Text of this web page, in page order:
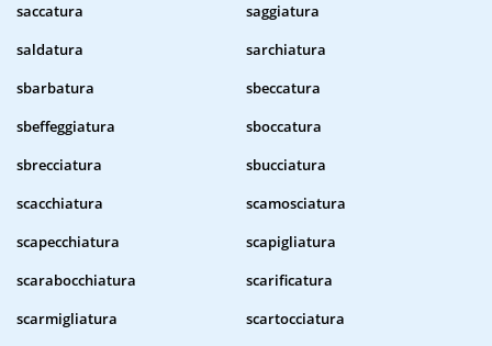
saccatura
saggiatura
saldatura
sarchiatura
sbarbatura
sbeccatura
sbeffeggiatura
sboccatura
sbrecciatura
sbucciatura
scacchiatura
scamosciatura
scapecchiatura
scapigliatura
scarabocchiatura
scarificatura
scarmigliatura
scartocciatura